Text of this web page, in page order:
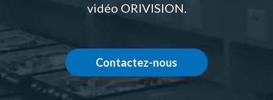
vidéo ORIVISION.
Contactez-nous